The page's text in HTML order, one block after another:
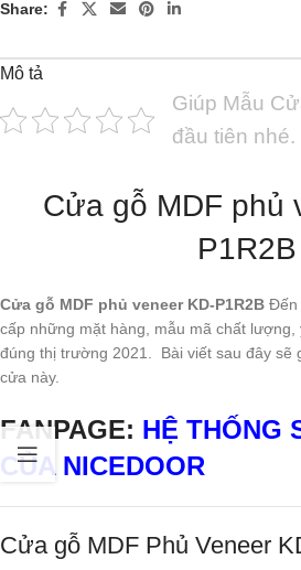
Share:
Mô tả
Giúp Mẫu
đầu tiên nhé.
Cửa gỗ MDF phủ
P1R2B
Cửa gỗ MDF phủ veneer KD-P1R2B Đến
cấp những mặt hàng, mẫu mã chất lượng,
đúng thị trường 2021. Bài viết sau đây sẽ
cửa này.
FANPAGE: HỆ THỐNG
CỦA NICEDOOR
Cửa gỗ MDF Phủ Veneer